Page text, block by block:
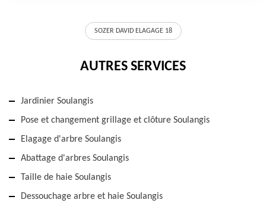
SOZER DAVID ELAGAGE 18
AUTRES SERVICES
Jardinier Soulangis
Pose et changement grillage et clôture Soulangis
Elagage d'arbre Soulangis
Abattage d'arbres Soulangis
Taille de haie Soulangis
Dessouchage arbre et haie Soulangis